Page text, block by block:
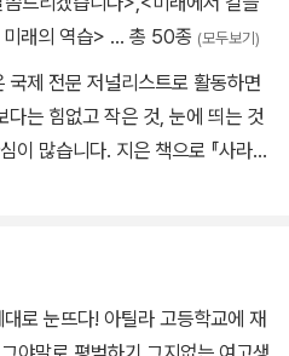
래의 역습> … 총 50종 (모두보기)
제 전문 저널리스트로 활동하면
는 힘없고 작은 것, 눈에 띄는 것
많습니다. 지은 책으로 『사라진,
』(공역) 등을 번역했습니다.
라 고등학교에 재